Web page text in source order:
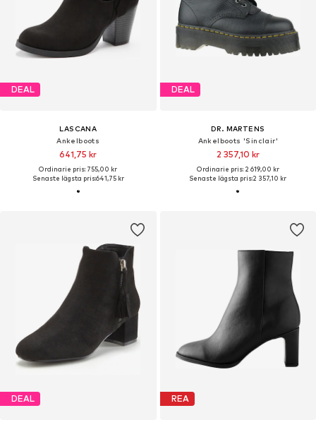
DEAL
LASCANA
Ankelboots
641,75 kr
Ordinarie pris: 755,00 kr
Senaste lägsta pris:641,75 kr
DEAL
DR. MARTENS
Ankelboots 'Sinclair'
2 357,10 kr
Ordinarie pris: 2 619,00 kr
Senaste lägsta pris:2 357,10 kr
DEAL REA